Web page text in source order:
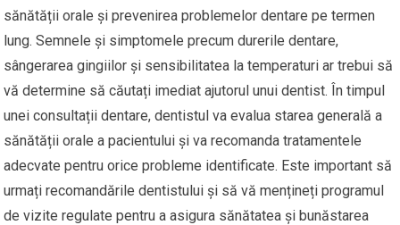
sănătății orale și prevenirea problemelor dentare pe termen
lung. Semnele și simptomele precum durerile dentare,
sângerarea gingiilor și sensibilitatea la temperaturi ar trebui să
vă determine să căutați imediat ajutorul unui dentist. În timpul
unei consultații dentare, dentistul va evalua starea generală a
sănătății orale a pacientului și va recomanda tratamentele
adecvate pentru orice probleme identificate. Este important să
urmați recomandările dentistului și să vă mențineți programul
de vizite regulate pentru a asigura sănătatea și bunăstarea